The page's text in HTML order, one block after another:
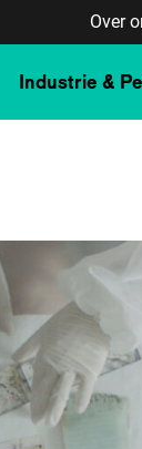
Over
Industrie &